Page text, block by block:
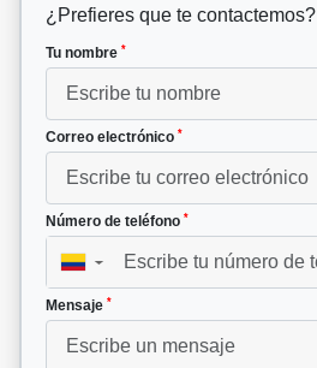
¿Prefieres que te contactemos?
Tu nombre *
Correo electrónico *
Número de teléfono *
▼
Mensaje *